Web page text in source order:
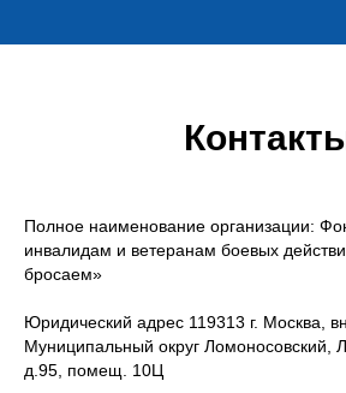
Полное наименование организации:
инвалидам и ветеранам боевых
бросаем»
Юридический адрес 119313 г. Москва,
Муниципальный округ Ломоносовский,
д.95, помещ. 10Ц